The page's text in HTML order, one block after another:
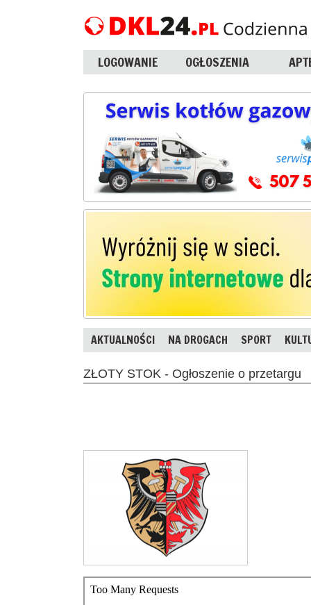
LOGOWANIE OGŁOSZENIA
AKTUALNOŚCI NA DROGACH SPORT
ZŁOTY STOK - Ogłoszenie o przetargu